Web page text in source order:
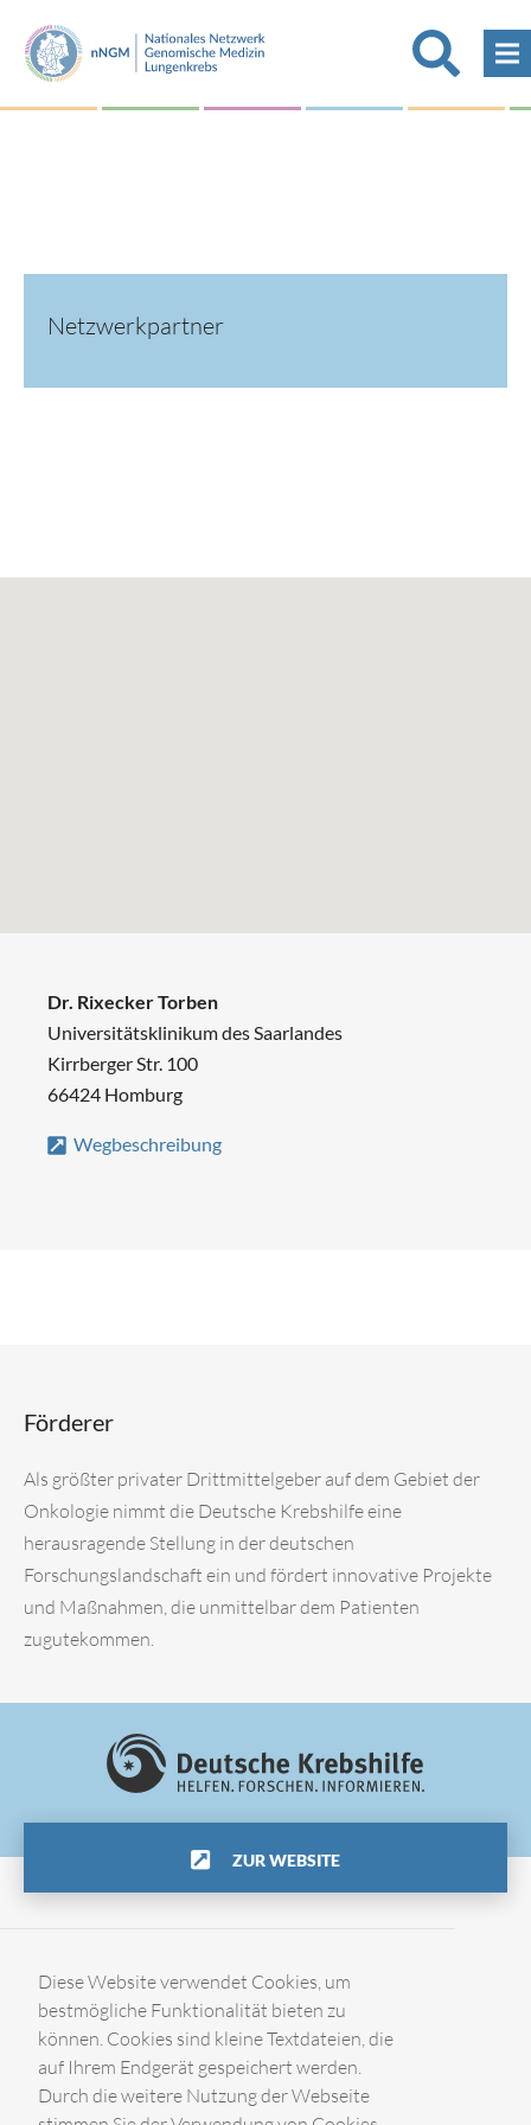
Diese Website verwendet Cookies, um
bestmögliche Funktionalität bieten zu
können. Cookies sind kleine Textdateien, die
auf Ihrem Endgerät gespeichert werden.
Durch die weitere Nutzung der Webseite
Netzwerkpartner
Dr. Rixecker Torben
Universitätsklinikum des Saarlandes
Kirrberger Str. 100
66424 Homburg
Wegbeschreibung
Förderer
Als größter privater Drittmittelgeber auf dem Gebiet der
Onkologie nimmt die Deutsche Krebshilfe eine
herausragende Stellung in der deutschen
Forschungslandschaft ein und fördert innovative Projekte
und Maßnahmen, die unmittelbar dem Patienten
zugutekommen.
ZUR WEBSITE
Datenschutz
Kontakt